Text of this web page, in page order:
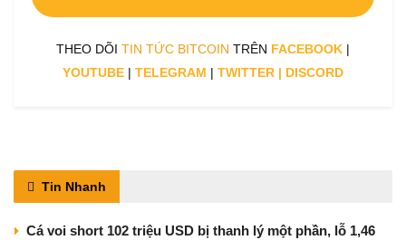
THEO DÕI TIN TỨC BITCOIN TRÊN FACEBOOK |
YOUTUBE | TELEGRAM | TWITTER | DISCORD
Tin Nhanh
Cá voi short 102 triệu USD bị thanh lý một phần, lỗ 1,46